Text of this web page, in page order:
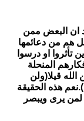
ان البعض ممن
هم من دعائمها
تأثروا او درسوا
المنحلة
قيلا(ولن
هذه الحقيقة
لمن يرى ويبصر